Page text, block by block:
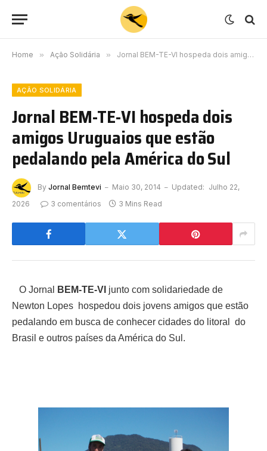
Home » Ação Solidária » Jornal BEM-TE-VI hospeda dois amigos Uruguaios que estão pedalando pela América do Sul
AÇÃO SOLIDÁRIA
Jornal BEM-TE-VI hospeda dois
amigos Uruguaios que estão
pedalando pela América do Sul
By Jornal Bemtevi Maio 30, 2014 Updated: Julho 22,
2026
3 comentários 3 Mins Read
O Jornal BEM-TE-VI junto com solidariedade de
Newton Lopes hospedou dois jovens amigos que estão
pedalando em busca de conhecer cidades do litoral do
Brasil e outros países da América do Sul.